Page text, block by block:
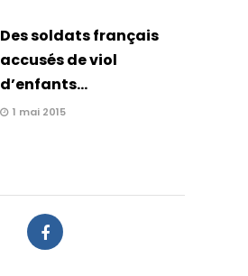
Des soldats français
accusés de viol
d’enfants...
1 mai 2015